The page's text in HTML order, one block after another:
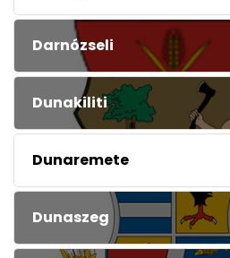
Darnózseli
Dunakiliti
Dunaremete
Dunaszeg